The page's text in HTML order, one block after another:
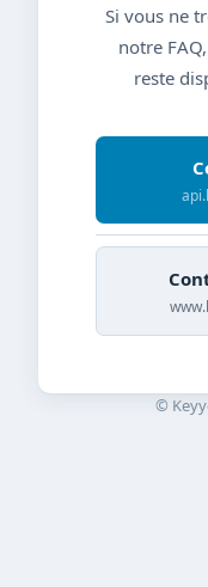
Si vous ne
notre
reste
©